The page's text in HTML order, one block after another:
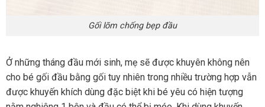
Gối lõm chống bẹp đầu
Ở những tháng đầu mới sinh, mẹ sẽ được khuyên không nên
cho bé gối đầu bằng gối tuy nhiên trong nhiều trường hợp vẫn
được khuyến khích dùng đặc biệt khi bé yêu có hiện tượng